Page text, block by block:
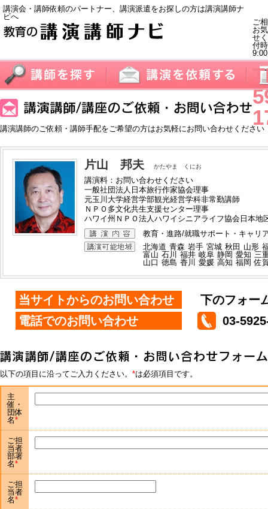
講演会・講師依頼のパートナー、講演派遣をお探しの方は講演講師ナ
ビへ
ご
お
せ
付
講演講師のご依頼・講師手配をご希望の方はお気軽にお問い合わせください
片山 邦夫 かたやま くにお
講演料：お問い合わせください
一般社団法人日本旅行作家協会理事
元玉川大学経営学部観光経営学科非常勤講師
ＮＰＯ多文化共生支援センター理事
ハワイ州ＮＰＯ法人ハワイシニアライフ協会日本地
教育・進路/就職サポート・キャリ
北海道 青森 岩手 宮城 秋田 山形
富山 石川 福井 岐阜 静岡 愛知 三
山口 徳島 香川 愛媛 高知 福岡 佐
当サイトからのお問い合わせ
下のフォー
電話でのお問い合わせ
03-
以下の項目に沿ってご入力ください。 は必須項目です。
主
催・
団体
名
ご担
当者
部署
名
ご担
当者
名